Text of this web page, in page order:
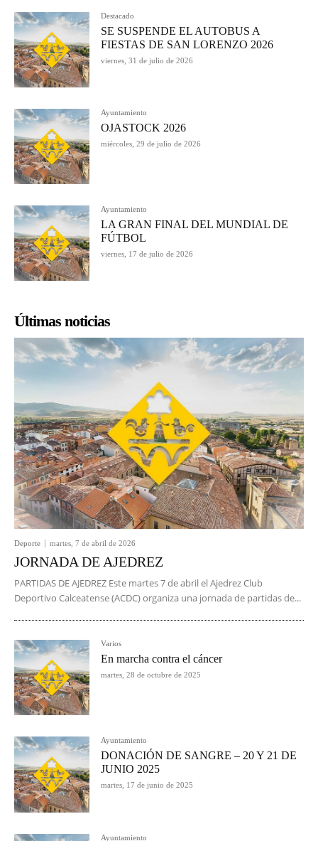
Destacado
SE SUSPENDE EL AUTOBUS A
FIESTAS DE SAN LORENZO 2026
viernes, 31 de julio de 2026
Ayuntamiento
OJASTOCK 2026
miércoles, 29 de julio de 2026
Ayuntamiento
LA GRAN FINAL DEL MUNDIAL DE
FÚTBOL
viernes, 17 de julio de 2026
Últimas noticias
Deporte martes, 7 de abril de 2026
JORNADA DE AJEDREZ
PARTIDAS DE AJEDREZ Este martes 7 de abril el Ajedrez Club
Deportivo Calceatense (ACDC) organiza una jornada de partidas de...
Varios
En marcha contra el cáncer
martes, 28 de octubre de 2025
Ayuntamiento
DONACIÓN DE SANGRE – 20 Y 21 DE
JUNIO 2025
martes, 17 de junio de 2025
Ayuntamiento